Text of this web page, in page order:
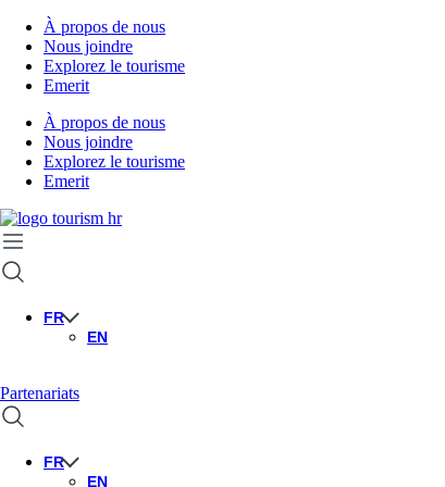
À propos de nous
Nous joindre
Explorez le tourisme
Emerit
À propos de nous
Nous joindre
Explorez le tourisme
Emerit
FR
EN
Partenariats
FR
EN